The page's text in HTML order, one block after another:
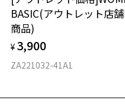
仕上がり寸法
D 仕上がりの横幅：約133mm
E 仕上がりの縦幅：約38mm
視力の変化を早めに発
力測定をおすすめいた
安心3 かかり具合調
実店舗で度付きにできます
ご購入時に「レンズ交換券
度数を測定のうえ、度付き
料交換いただけます。
実店舗で度数を測定いただ
BASIC(アウトレット店
商品)
¥ 3,900
ZA221032-41A1